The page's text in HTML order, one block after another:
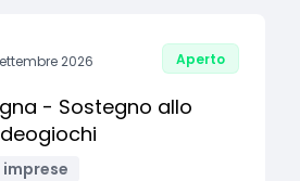
2026 Aperto
- Sostegno allo